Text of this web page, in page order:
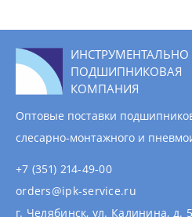
ИНСТРУМЕНТАЛЬНО
ПОДШИПНИКОВАЯ
КОМПАНИЯ
Оптовые поставки
слесарно-монтажного и
+7 (351) 214-49-00
orders@ipk-service.ru
г. Челябинск, ул. Калинина, д.